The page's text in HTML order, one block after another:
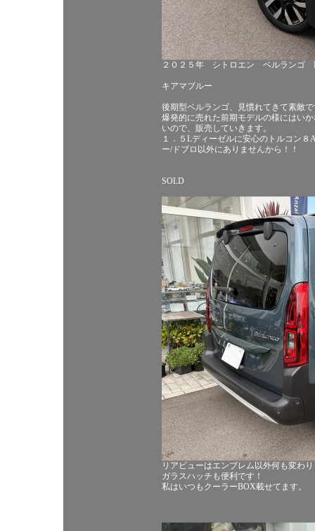
２０２５年 シトロエン ベルラン
キアマブルー
後期型ベルランゴ、見慣れてきて素敵
爆発的に売れた前期モデルの様にはい
いので、販売していきます。
１．５Lディーゼルに安心のトルコン
ー/ドブロ以外にありませんから！！
SOLD
リアビューはエンブレム以外何も変わ
ガラスハッチも便利です！
私はいつもクーラーBOX載せてます。